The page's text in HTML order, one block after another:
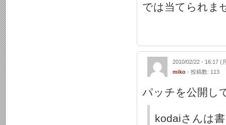
では当てられま
2010/02/22 - 16:17 (
miko - 投稿数: 113
パッチを公開し
kodaiさんは